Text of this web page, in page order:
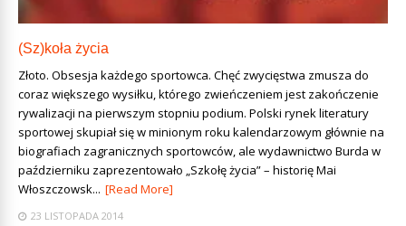
(Sz)koła życia
Złoto. Obsesja każdego sportowca. Chęć zwycięstwa zmusza do
coraz większego wysiłku, którego zwieńczeniem jest zakończenie
rywalizacji na pierwszym stopniu podium. Polski rynek literatury
sportowej skupiał się w minionym roku kalendarzowym głównie na
biografiach zagranicznych sportowców, ale wydawnictwo Burda w
październiku zaprezentowało „Szkołę życia” – historię Mai
Włoszczowsk... [Read More]
23 LISTOPADA 2014